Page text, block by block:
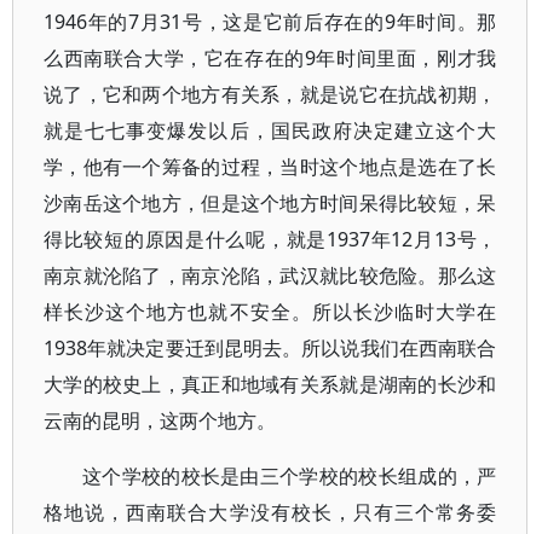
1946年的7月31号，这是它前后存在的9年时间。那
么西南联合大学，它在存在的9年时间里面，刚才我
说了，它和两个地方有关系，就是说它在抗战初期，
就是七七事变爆发以后，国民政府决定建立这个大
学，他有一个筹备的过程，当时这个地点是选在了长
沙南岳这个地方，但是这个地方时间呆得比较短，呆
得比较短的原因是什么呢，就是1937年12月13号，
南京就沦陷了，南京沦陷，武汉就比较危险。那么这
样长沙这个地方也就不安全。所以长沙临时大学在
1938年就决定要迁到昆明去。所以说我们在西南联合
大学的校史上，真正和地域有关系就是湖南的长沙和
云南的昆明，这两个地方。
这个学校的校长是由三个学校的校长组成的，严
格地说，西南联合大学没有校长，只有三个常务委